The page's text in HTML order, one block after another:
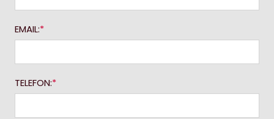
EMAIL:
TELEFON: